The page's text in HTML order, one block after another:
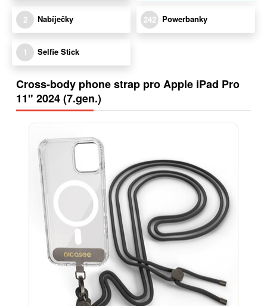
2 Nabíječky 242 Powerbanky
1 Selfie Stick
Cross-body phone strap pro Apple iPad Pro
11" 2024 (7.gen.)